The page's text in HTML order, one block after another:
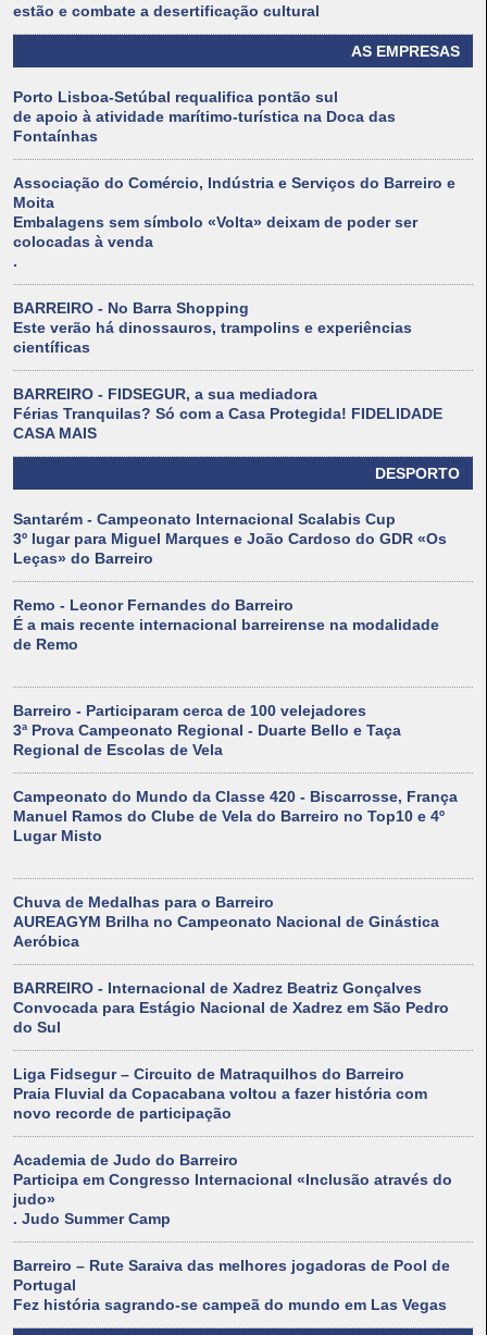
estão e combate a desertificação cultural
AS EMPRESAS
Porto Lisboa-Setúbal requalifica pontão sul
de apoio à atividade marítimo-turística na Doca das
Fontaínhas
Associação do Comércio, Indústria e Serviços do Barreiro e
Moita
Embalagens sem símbolo «Volta» deixam de poder ser
colocadas à venda
.
BARREIRO - No Barra Shopping
Este verão há dinossauros, trampolins e experiências
científicas
BARREIRO - FIDSEGUR, a sua mediadora
Férias Tranquilas? Só com a Casa Protegida! FIDELIDADE
CASA MAIS
DESPORTO
Santarém - Campeonato Internacional Scalabis Cup
3º lugar para Miguel Marques e João Cardoso do GDR «Os
Leças» do Barreiro
Remo - Leonor Fernandes do Barreiro
É a mais recente internacional barreirense na modalidade
de Remo
Barreiro - Participaram cerca de 100 velejadores
3ª Prova Campeonato Regional - Duarte Bello e Taça
Regional de Escolas de Vela
Campeonato do Mundo da Classe 420 - Biscarrosse, França
Manuel Ramos do Clube de Vela do Barreiro no Top10 e 4º
Lugar Misto
Chuva de Medalhas para o Barreiro
AUREAGYM Brilha no Campeonato Nacional de Ginástica
Aeróbica
BARREIRO - Internacional de Xadrez Beatriz Gonçalves
Convocada para Estágio Nacional de Xadrez em São Pedro
do Sul
Liga Fidsegur – Circuito de Matraquilhos do Barreiro
Praia Fluvial da Copacabana voltou a fazer história com
novo recorde de participação
Academia de Judo do Barreiro
Participa em Congresso Internacional «Inclusão através do
judo»
. Judo Summer Camp
Barreiro – Rute Saraiva das melhores jogadoras de Pool de
Portugal
Fez história sagrando-se campeã do mundo em Las Vegas